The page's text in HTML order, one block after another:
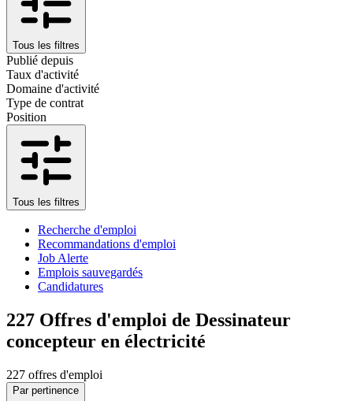
Tous les filtres
Publié depuis
Taux d'activité
Domaine d'activité
Type de contrat
Position
Tous les filtres
Recherche d'emploi
Recommandations d'emploi
Job Alerte
Emplois sauvegardés
Candidatures
227 Offres d'emploi de Dessinateur
concepteur en électricité
227 offres d'emploi
Par pertinence